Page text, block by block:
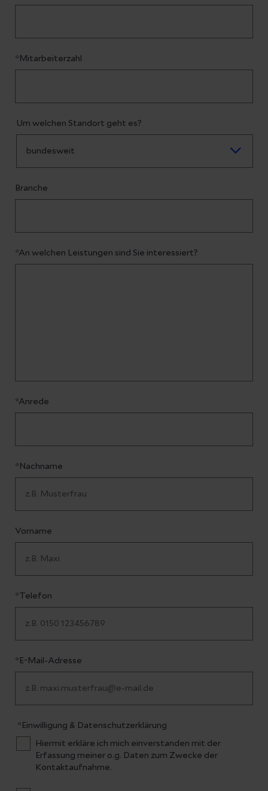
*Mitarbeiterzahl
Um welchen Standort geht es?
Branche
*An welchen Leistungen sind Sie interessiert?
*Anrede
*Nachname
Vorname
*Telefon
*E-Mail-Adresse
*Einwilligung & Datenschutzerklärung
Hiermit erkläre ich mich einverstanden mit der
Erfassung meiner o.g. Daten zum Zwecke der
Kontaktaufnahme.